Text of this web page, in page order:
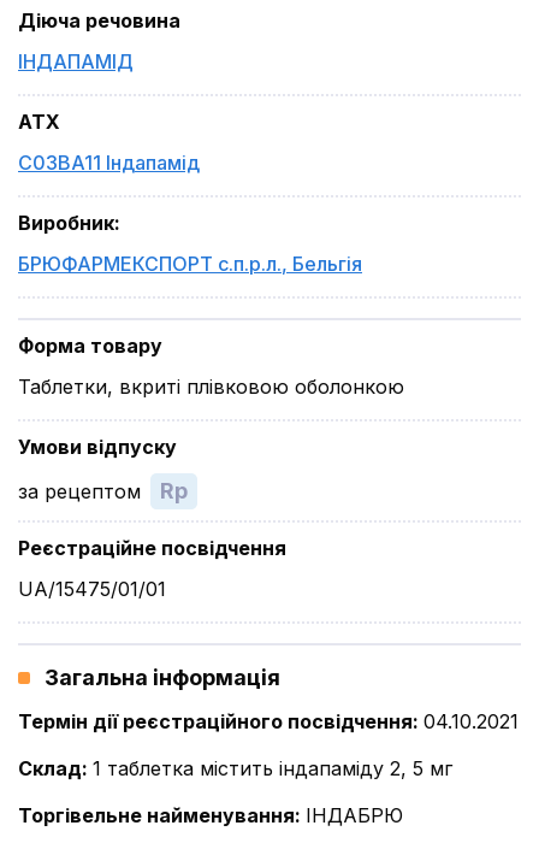
Діюча речовина
ІНДАПАМІД
ATX
C03BA11 Індапамід
Виробник:
БРЮФАРМЕКСПОРТ с.п.р.л., Бельгія
Форма товару
Таблетки, вкриті плівковою оболонкою
Умови відпуску
за рецептом
Rp
Реєстраційне посвідчення
UA/15475/01/01
Загальна інформація
Термін дії реєстраційного посвідчення: 04.10.2021
Склад: 1 таблетка містить індапаміду 2, 5 мг
Торгівельне найменування: ІНДАБРЮ